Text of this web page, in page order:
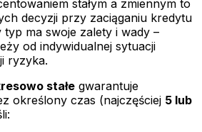
stałym a zmiennym to
decyzji przy zaciąganiu kredytu
ma swoje zalety i wady –
od indywidualnej sytuacji
ryzyka.
stałe gwarantuje
określony czas (najczęściej 5 lub